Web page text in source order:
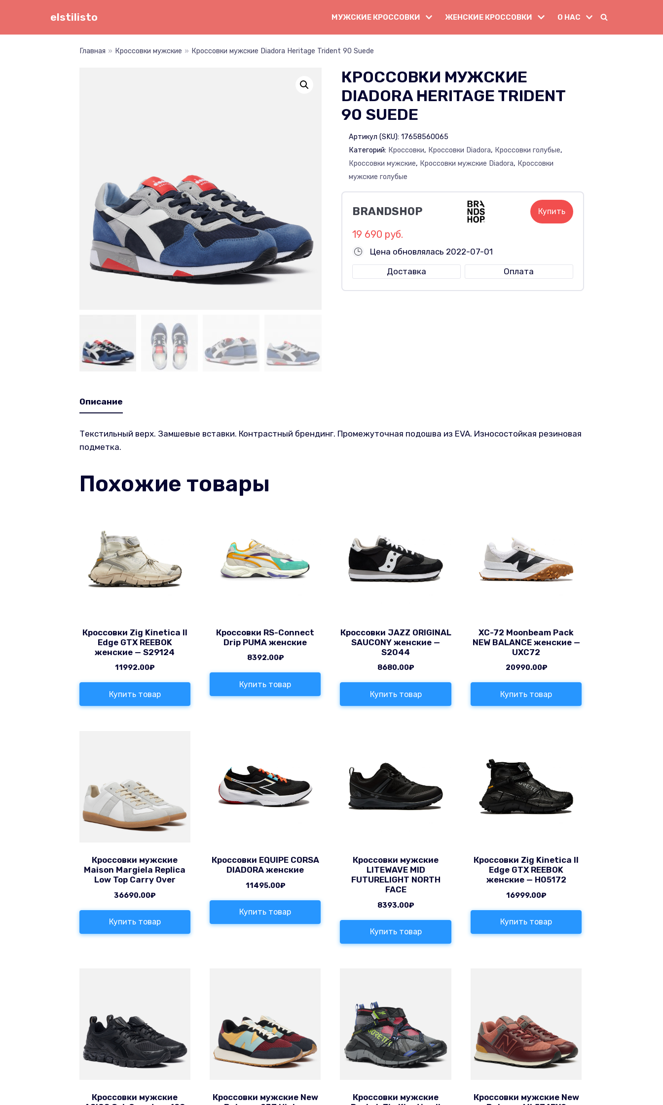
elstilisto МУЖСКИЕ КРОССОВКИ ЖЕНСКИЕ КРОССОВКИ О НАС
Главная » Кроссовки мужские » Кроссовки мужские Diadora Heritage Trident 90 Suede
КРОССОВКИ МУЖСКИЕ
DIADORA HERITAGE TRIDENT
90 SUEDE
Артикул (SKU):17658560065
Категорий: Кроссовки, Кроссовки Diadora, Кроссовки голубые,
Кроссовки мужские, Кроссовки мужские Diadora, Кроссовки
мужские голубые
BRANDSHOP Купить
19 690 руб.
Цена обновлялась 2022-07-01
Доставка
Оплата
Описание
Текстильный верх. Замшевые вставки. Контрастный брендинг. Промежуточная подошва из EVA. Износостойкая резиновая
подметка.
Похожие товары
Кроссовки Zig Kinetica II
Edge GTX REEBOK
женские — S29124
11992.00₽
Купить товар
Кроссовки RS-Connect
Drip PUMA женские
8392.00₽
Купить товар
Кроссовки JAZZ ORIGINAL
SAUCONY женские —
S2044
8680.00₽
Купить товар
XC-72 Moonbeam Pack
NEW BALANCE женские —
UXC72
20990.00₽
Купить товар
Кроссовки мужские
Maison Margiela Replica
Low Top Carry Over
36690.00₽
Купить товар
Кроссовки EQUIPE CORSA
DIADORA женские
11495.00₽
Купить товар
Кроссовки мужские
LITEWAVE MID
FUTURELIGHT NORTH
FACE
8393.00₽
Купить товар
Кроссовки Zig Kinetica II
Edge GTX REEBOK
женские — H05172
16999.00₽
Купить товар
Кроссовки мужские
Кроссовки мужские New
Кроссовки мужские
Кроссовки мужские New